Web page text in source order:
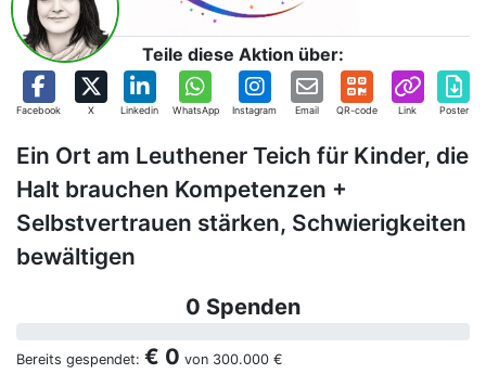
Teile diese Aktion über:
Facebook X Linkedin WhatsApp Instagram Email QR-code Link Poster
Ein Ort am Leuthener Teich für Kinder, die
Halt brauchen Kompetenzen +
Selbstvertrauen stärken, Schwierigkeiten
bewältigen
0 Spenden
Bereits gespendet: € 0 von 300.000 €